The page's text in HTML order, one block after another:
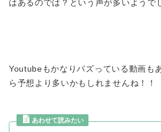
はあるのでは？という声が多いようで
Youtubeもかなりバズっている動画も
ら予想より多いかもしれませんね！！